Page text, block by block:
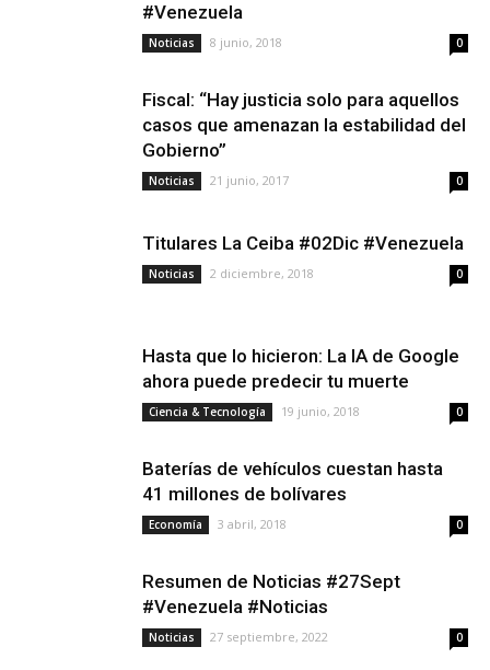
#Venezuela
Noticias 8 junio, 2018 0
Fiscal: “Hay justicia solo para aquellos
casos que amenazan la estabilidad del
Gobierno”
Noticias 21 junio, 2017 0
Titulares La Ceiba #02Dic #Venezuela
Noticias 2 diciembre, 2018 0
Hasta que lo hicieron: La IA de Google
ahora puede predecir tu muerte
Ciencia & Tecnología 19 junio, 2018 0
Baterías de vehículos cuestan hasta
41 millones de bolívares
Economía 3 abril, 2018 0
Resumen de Noticias #27Sept
#Venezuela #Noticias
Noticias 27 septiembre, 2022 0